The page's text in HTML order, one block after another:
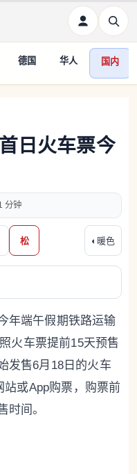
德国 华人 国内
日火车票今
分钟
松 ◐ 暖色
年端午假期铁路运输
火车票提前15天预售
发售6月18日的火车
站或App购票，购票前
时间。